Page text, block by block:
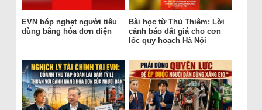
EVN bóp nghẹt người tiêu
dùng bằng hóa đơn điện
Bài học từ Thủ Thiêm: Lời
cảnh báo đắt giá cho cơn
lốc quy hoạch Hà Nội